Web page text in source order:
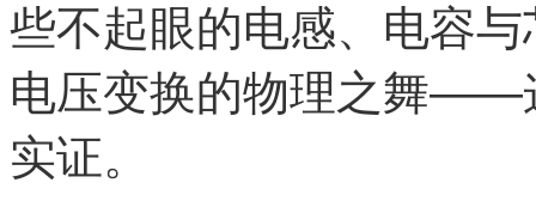
些不起眼的电感、电容
电压变换的物理之舞——
实证。